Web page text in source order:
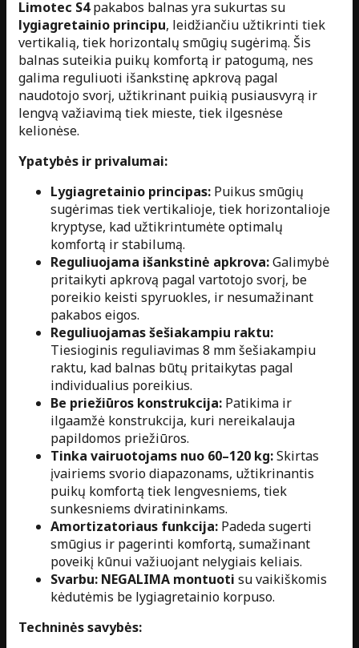
Limotec S4pakabos balnas yra sukurtas su
lygiagretainio principu, leidžiančiu užtikrinti tiek
vertikalią, tiek horizontalų smūgių sugėrimą. Šis
balnas suteikia puikų komfortą ir patogumą, nes
galima reguliuoti išankstinę apkrovą pagal
naudotojo svorį, užtikrinant puikią pusiausvyrą ir
lengvą važiavimą tiek mieste, tiek ilgesnėse
kelionėse.
Ypatybės ir privalumai:
Lygiagretainio principas: Puikus smūgių
sugėrimas tiek vertikalioje, tiek horizontalioje
kryptyse, kad užtikrintumėte optimalų
komfortą ir stabilumą.
Reguliuojama išankstinė apkrova:Galimybė
pritaikyti apkrovą pagal vartotojo svorį, be
poreikio keisti spyruokles, ir nesumažinant
pakabos eigos.
Reguliuojamas šešiakampiu raktu:
Tiesioginis reguliavimas 8 mm šešiakampiu
raktu, kad balnas būtų pritaikytas pagal
individualius poreikius.
Be priežiūros konstrukcija: Patikima ir
ilgaamžė konstrukcija, kuri nereikalauja
papildomos priežiūros.
Tinka vairuotojams nuo 60–120 kg:Skirtas
įvairiems svorio diapazonams, užtikrinantis
puikų komfortą tiek lengvesniems, tiek
sunkesniems dviratininkams.
Amortizatoriaus funkcija: Padeda sugerti
smūgius ir pagerinti komfortą, sumažinant
poveikį kūnui važiuojant nelygiais keliais.
Svarbu: NEGALIMA montuoti su vaikiškomis
kėdutėmis be lygiagretainio korpuso.
Techninės savybės: